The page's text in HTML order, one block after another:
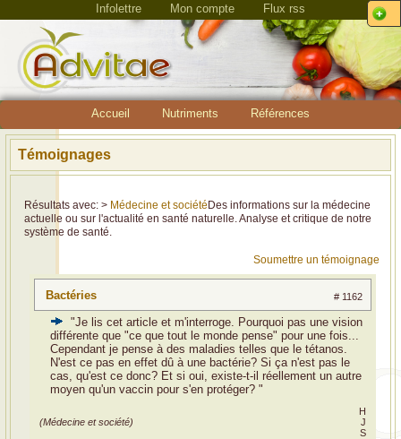
Infolettre Mon compte Flux rss
Accueil Nutriments Références
Témoignages
Résultats avec: > Médecine et société Des informations sur la médecine
actuelle ou sur l'actualité en santé naturelle. Analyse et critique de notre
système de santé.
Soumettre un témoignage
Bactéries # 1162
"Je lis cet article et m'interroge. Pourquoi pas une vision
différente que "ce que tout le monde pense" pour une fois...
Cependant je pense à des maladies telles que le tétanos.
N'est ce pas en effet dû à une bactérie? Si ça n'est pas le
cas, qu'est ce donc? Et si oui, existe-t-il réellement un autre
moyen qu'un vaccin pour s'en protéger? "
(Médecine et société)
H
J
S